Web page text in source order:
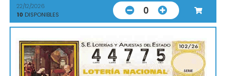
22/12/2026
10 DISPONIBLES 0